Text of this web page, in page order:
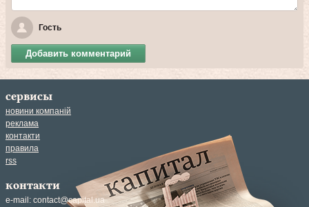
Гость
Добавить комментарий
сервисы
новини компаній
реклама
контакти
правила
rss
контакти
e-mail: contact@capital.ua